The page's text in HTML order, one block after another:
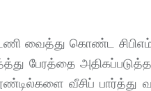
வைத்து கொண்ட
பேரத்தை
வீசிப் பார்த்து